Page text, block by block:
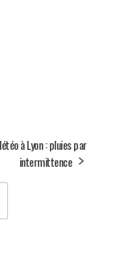
à Lyon : pluies par
intermittence